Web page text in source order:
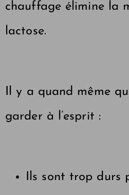
chauffage élimine la
lactose.
Il y a quand même
garder à l’esprit :
Ils sont trop durs